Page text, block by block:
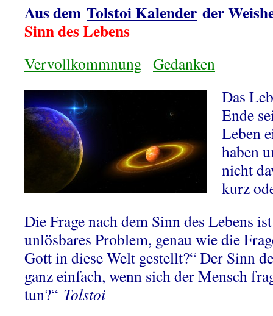
Aus dem Tolstoi Kalender der
Sinn des Lebens
Vervollkommnung Gedanken
Das
Ende
Leben
haben
nicht
kurz
Die Frage nach dem Sinn des Lebens
unlösbares Problem, genau wie die
Gott in diese Welt gestellt?“ Der Sinn
ganz einfach, wenn sich der Mensch
tun?“ Tolstoi